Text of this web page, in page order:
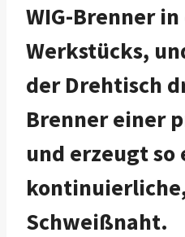
WIG-Brenner
Werkstücks,
der Drehtisch
Brenner einer
und erzeugt so
Schweißnaht.